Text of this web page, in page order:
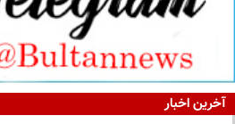
آخرین اخبار